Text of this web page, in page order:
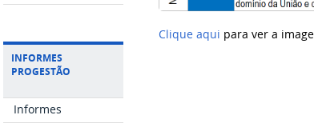
INFORMES
PROGESTÃO
Informes
Clique aqui para ver a